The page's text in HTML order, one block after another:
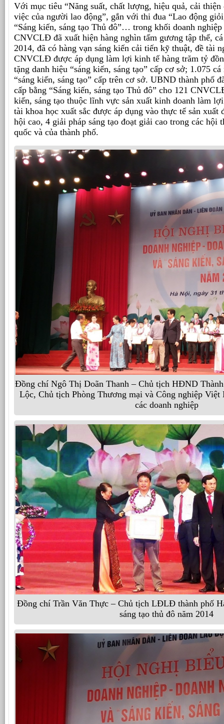
Với mục tiêu “Năng suất, chất lượng, hiệu quả, cải
việc của người lao động”, gắn với thi đua “Lao động
“Sáng kiến, sáng tạo Thủ đô”… trong khối doanh nghiệp
CNVCLĐ đã xuất hiện hàng nghìn tấm gương tập thể,
2014, đã có hàng vạn sáng kiến cải tiến kỹ thuật, đề tài
CNVCLĐ được áp dụng làm lợi kinh tế hàng trăm tỷ
tặng danh hiệu “sáng kiến, sáng tạo” cấp cơ sở; 1.075
“sáng kiến, sáng tạo” cấp trên cơ sở. UBND thành phố
cấp bằng “Sáng kiến, sáng tạo Thủ đô” cho 121
kiến, sáng tạo thuộc lĩnh vực sản xuất kinh doanh làm
tài khoa học xuất sắc được áp dụng vào thực tế sản xuất
hội cao, 4 giải pháp sáng tạo đoạt giải cao trong các hội
quốc và của thành phố.
Đồng chí Ngô Thị Doãn Thanh – Chủ tịch HĐND
Lộc, Chủ tịch Phòng Thương mại và Công nghiệp Việt
các doanh nghiệp
Đồng chí Trần Văn Thực – Chủ tịch LĐLĐ thành phố
sáng tạo thủ đô năm 2014